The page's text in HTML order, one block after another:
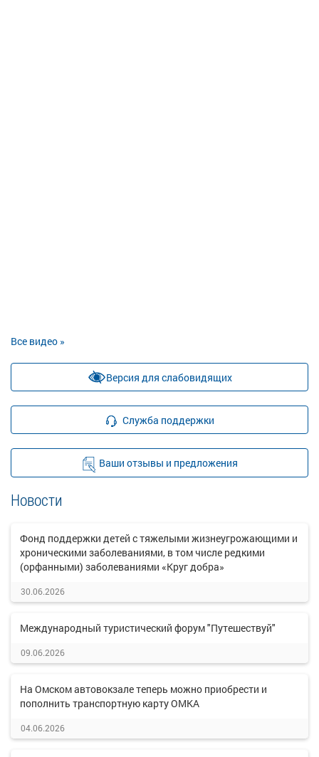
Все видео »
Версия для слабовидящих
Служба поддержки
Ваши отзывы и предложения
Новости
Фонд поддержки детей с тяжелыми жизнеугрожающими и
хроническими заболеваниями, в том числе редкими
(орфанными) заболеваниями «Круг добра»
30.06.2026
Международный туристический форум "Путешествуй"
09.06.2026
На Омском автовокзале теперь можно приобрести и
пополнить транспортную карту ОМКА
04.06.2026